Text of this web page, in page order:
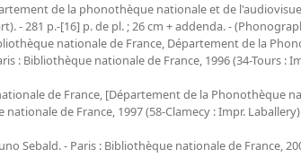
de la phonothèque nationale et de
- 281 p.-[16] p. de pl. ; 26 cm + addenda. -
nationale de France, Département de la
: Bibliothèque nationale de France, 1996 (34-Tours :
de France, [Département de la Phonothèque
de France, 1997 (58-Clamecy : Impr.
Sebald. - Paris : Bibliothèque nationale de France,